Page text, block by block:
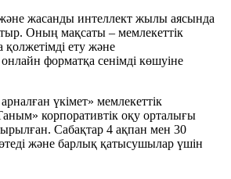
жасанды интеллект жылы аясында
Оның мақсаты – мемлекеттік
ету және
форматқа сенімді көшуіне
үкімет» мемлекеттік
корпоративтік оқу орталығы
Сабақтар 4 ақпан мен 30
және барлық қатысушылар үшін